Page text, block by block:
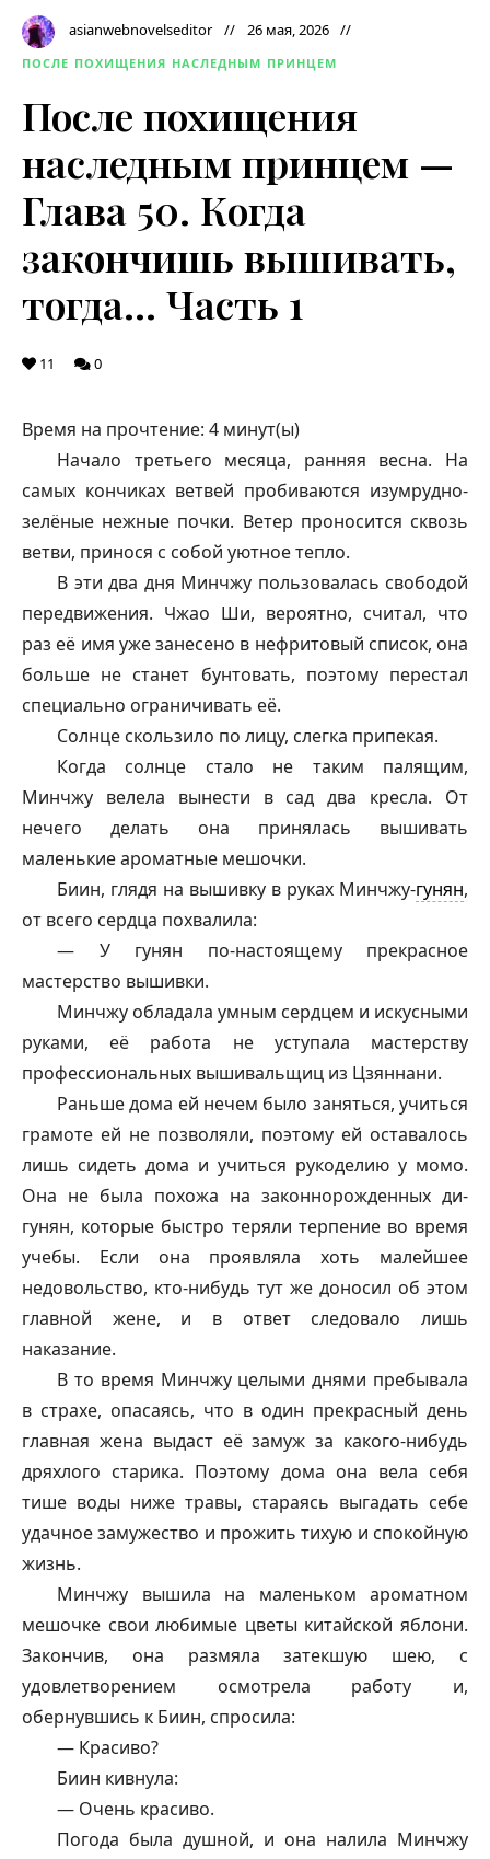
asianwebnovelseditor 26 мая, 2026
ПОСЛЕ ПОХИЩЕНИЯ НАСЛЕДНЫМ ПРИНЦЕМ
После похищения
наследным принцем —
Глава 50. Когда
закончишь вышивать,
тогда… Часть 1
11 0
Время на прочтение: 4 минут(ы)
Начало третьего месяца, ранняя весна. На
самых кончиках ветвей пробиваются изумрудно-
зелёные нежные почки. Ветер проносится сквозь
ветви, принося с собой уютное тепло.
В эти два дня Минчжу пользовалась свободой
передвижения. Чжао Ши, вероятно, считал, что
раз её имя уже занесено в нефритовый список, она
больше не станет бунтовать, поэтому перестал
специально ограничивать её.
Солнце скользило по лицу, слегка припекая.
Когда солнце стало не таким палящим,
Минчжу велела вынести в сад два кресла. От
нечего делать она принялась вышивать
маленькие ароматные мешочки.
Биин, глядя на вышивку в руках Минчжу-гунян,
от всего сердца похвалила:
— У гунян по-настоящему прекрасное
мастерство вышивки.
Минчжу обладала умным сердцем и искусными
руками, её работа не уступала мастерству
профессиональных вышивальщиц из Цзяннани.
Раньше дома ей нечем было заняться, учиться
грамоте ей не позволяли, поэтому ей оставалось
лишь сидеть дома и учиться рукоделию у момо.
Она не была похожа на законнорожденных ди-
гунян, которые быстро теряли терпение во время
учебы. Если она проявляла хоть малейшее
недовольство, кто-нибудь тут же доносил об этом
главной жене, и в ответ следовало лишь
наказание.
В то время Минчжу целыми днями пребывала
в страхе, опасаясь, что в один прекрасный день
главная жена выдаст её замуж за какого-нибудь
дряхлого старика. Поэтому дома она вела себя
тише воды ниже травы, стараясь выгадать себе
удачное замужество и прожить тихую и спокойную
жизнь.
Минчжу вышила на маленьком ароматном
мешочке свои любимые цветы китайской яблони.
Закончив, она размяла затекшую шею, с
удовлетворением осмотрела работу и,
обернувшись к Биин, спросила:
— Красиво?
Биин кивнула:
— Очень красиво.
Погода была душной, и она налила Минчжу